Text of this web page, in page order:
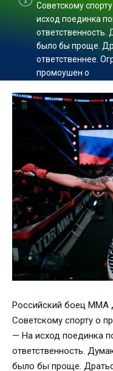
Советскому
исход поединка
ответственность.
было бы проще.
ответственнее.
промоушен о
Российский боец ММА
Советскому спорту о
— На исход поединка
ответственность.
было бы проще.